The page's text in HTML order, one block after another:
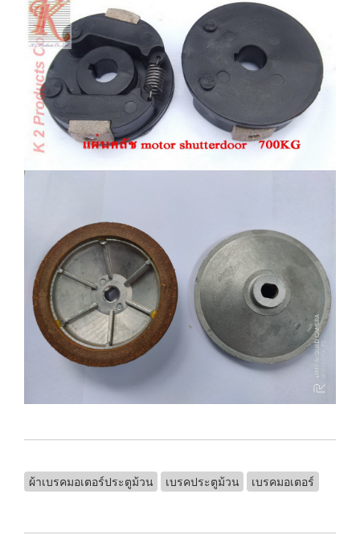
ผ้าเบรคมอเตอร์ประตูม้วน เบรคประตูม้วน เบรคมอเตอร์